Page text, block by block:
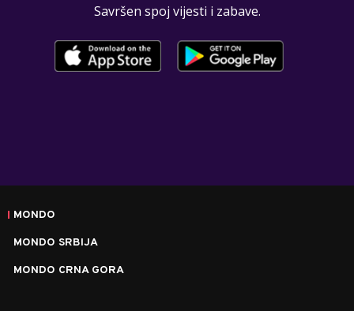
Savršen spoj vijesti i zabave.
MONDO
MONDO SRBIJA
MONDO CRNA GORA